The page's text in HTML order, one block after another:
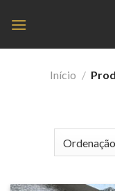
Início /